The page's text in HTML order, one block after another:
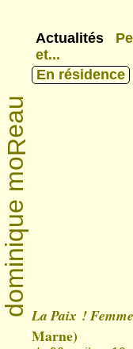
dominique mo
R
eau
peintre
Seine-
Actualités
En résidence
et...
La Paix !
Marne)